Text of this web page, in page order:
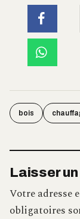
bois
Laisser
Votre adresse
obligatoires